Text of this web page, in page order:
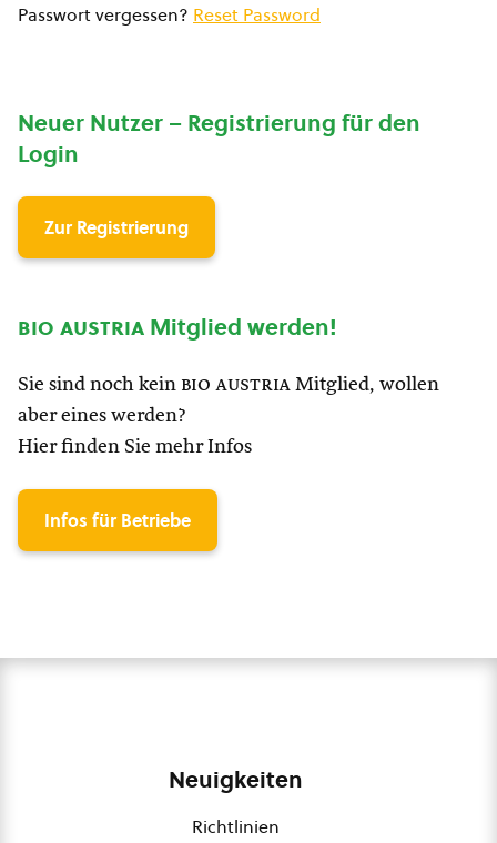
Passwort vergessen? Reset Password
Neuer Nutzer – Registrierung für den
Login
Zur Registrierung
bio austria Mitglied werden!
Sie sind noch kein bio austria Mitglied, wollen
aber eines werden?
Hier finden Sie mehr Infos
Infos für Betriebe
Neuigkeiten
Richtlinien